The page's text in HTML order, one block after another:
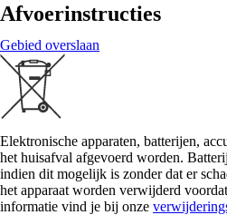
Afvoerinstructies
Gebied overslaan
Elektronische apparaten, batterijen,
het huisafval afgevoerd worden.
indien dit mogelijk is zonder dat er
het apparaat worden verwijderd
informatie vind je bij onze